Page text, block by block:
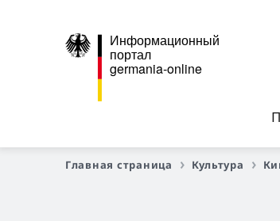
Информационный
портал
germania-online
Главная страница Культура